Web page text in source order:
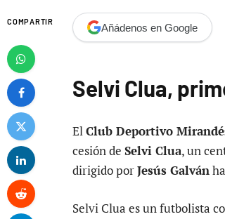
COMPARTIR Añádenos en Google
Selvi Clua,
ElClub Deportivo
cesión de Selvi Clua, un
dirigido porJesús Galván
Selvi Clua es un futbolista